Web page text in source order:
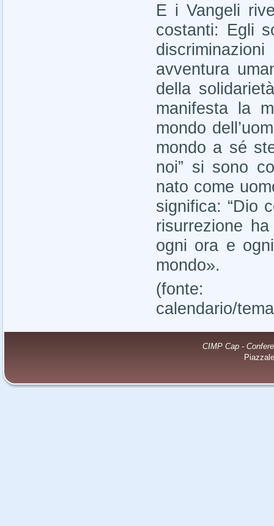
E i Vangeli
costanti: Egli
avventura
della
manifesta la
mondo
mondo a sé
noi” si sono
nato come
significa: “Dio
risurrezione
ogni ora e
mondo».
(fonte:
calendario/
CIMP Cap -